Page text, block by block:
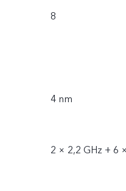
8
4 nm
2 × 2,2 GHz + 6